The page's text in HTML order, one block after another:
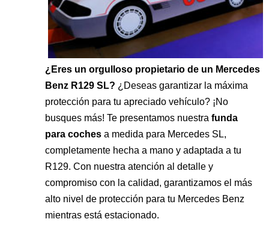
¿Eres un orgulloso propietario de un Mercedes
Benz R129 SL? ¿Deseas garantizar la máxima
protección para tu apreciado vehículo? ¡No
busques más! Te presentamos nuestra funda
para coches a medida para Mercedes SL,
completamente hecha a mano y adaptada a tu
R129. Con nuestra atención al detalle y
compromiso con la calidad, garantizamos el más
alto nivel de protección para tu Mercedes Benz
mientras está estacionado.